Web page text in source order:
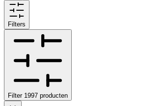
Filters
Filter 1997 producten